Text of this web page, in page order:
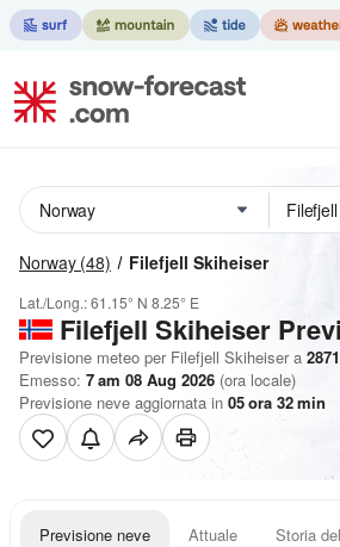
Norway (48) Filefjell Skiheiser
Lat./Long.:61.15° N 8.25° E
Filefjell Skiheiser
Previsione meteo per Filefjell Skiheiser a 2871
Emesso: 7 am 08 Aug 2026 (ora locale)
Previsione neve aggiornata in 05ora 32min
Previsione neve Attuale Storia